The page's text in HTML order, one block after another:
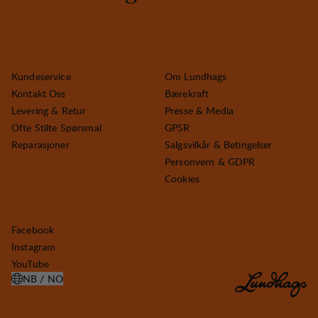
Kundeservice
Kontakt Oss
Levering & Retur
Ofte Stilte Spørsmal
Reparasjoner
Om Lundhags
Bærekraft
Presse & Media
GPSR
Salgsvilkår & Betingelser
Personvern & GDPR
Cookies
Facebook
Instagram
YouTube
NB / NO
ÅPNE VELG LAND